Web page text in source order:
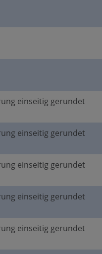
einseitig gerundet
einseitig gerundet
einseitig gerundet
einseitig gerundet
einseitig gerundet